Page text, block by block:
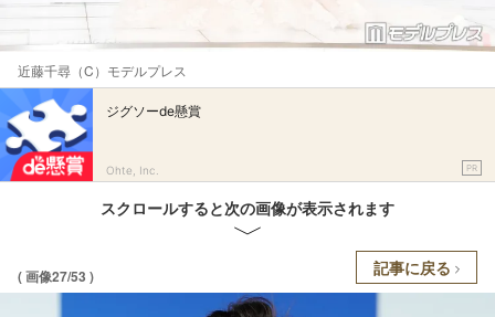
近藤千尋（C）モデルプレス
ジグソーde懸賞
Ohte, Inc. PR
スクロールすると次の画像が表示されます
( 画像27/53 ) 記事に戻る